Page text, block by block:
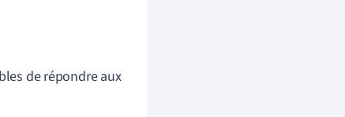
de répondre aux